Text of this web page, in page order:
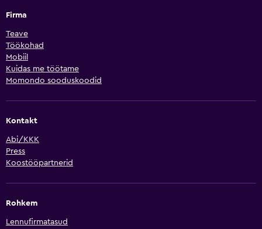
Firma
Teave
Töökohad
Mobiil
Kuidas me töötame
Momondo sooduskoodid
Kontakt
Abi/KKK
Press
Koostööpartnerid
Rohkem
Lennufirmatasud